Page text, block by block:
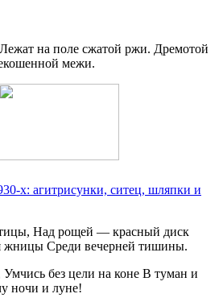
на поле сжатой ржи. Дремотой
межи.
х: агитрисунки, ситец, шляпки и
Над рощей — красный диск
жницы Среди вечерней тишины.
Умчись без цели на коне В туман и
ночи и луне!